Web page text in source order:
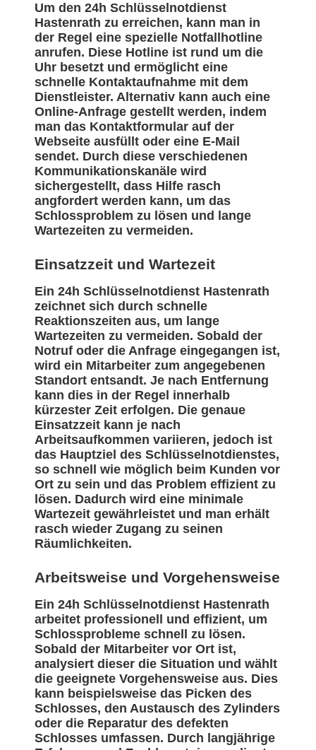
Um den 24h Schlüsselnotdienst
Hastenrath zu erreichen, kann man in
der Regel eine spezielle Notfallhotline
anrufen. Diese Hotline ist rund um die
Uhr besetzt und ermöglicht eine
schnelle Kontaktaufnahme mit dem
Dienstleister. Alternativ kann auch eine
Online-Anfrage gestellt werden, indem
man das Kontaktformular auf der
Webseite ausfüllt oder eine E-Mail
sendet. Durch diese verschiedenen
Kommunikationskanäle wird
sichergestellt, dass Hilfe rasch
angfordert werden kann, um das
Schlossproblem zu lösen und lange
Wartezeiten zu vermeiden.
Einsatzzeit und Wartezeit
Ein 24h Schlüsselnotdienst Hastenrath
zeichnet sich durch schnelle
Reaktionszeiten aus, um lange
Wartezeiten zu vermeiden. Sobald der
Notruf oder die Anfrage eingegangen ist,
wird ein Mitarbeiter zum angegebenen
Standort entsandt. Je nach Entfernung
kann dies in der Regel innerhalb
kürzester Zeit erfolgen. Die genaue
Einsatzzeit kann je nach
Arbeitsaufkommen variieren, jedoch ist
das Hauptziel des Schlüsselnotdienstes,
so schnell wie möglich beim Kunden vor
Ort zu sein und das Problem effizient zu
lösen. Dadurch wird eine minimale
Wartezeit gewährleistet und man erhält
rasch wieder Zugang zu seinen
Räumlichkeiten.
Arbeitsweise und Vorgehensweise
Ein 24h Schlüsselnotdienst Hastenrath
arbeitet professionell und effizient, um
Schlossprobleme schnell zu lösen.
Sobald der Mitarbeiter vor Ort ist,
analysiert dieser die Situation und wählt
die geeignete Vorgehensweise aus. Dies
kann beispielsweise das Picken des
Schlosses, den Austausch des Zylinders
oder die Reparatur des defekten
Schlosses umfassen. Durch langjährige